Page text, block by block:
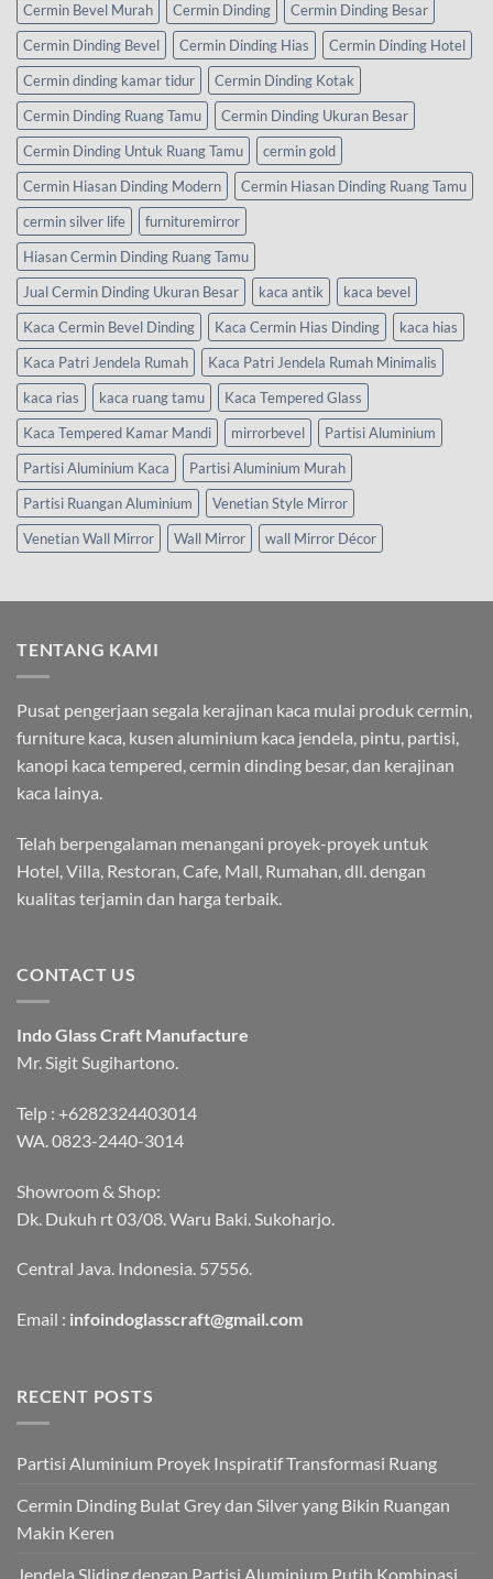
Cermin Bevel Murah
Cermin Dinding
Cermin Dinding Besar
Cermin Dinding Bevel
Cermin Dinding Hias
Cermin Dinding Hotel
Cermin dinding kamar tidur
Cermin Dinding Kotak
Cermin Dinding Ruang Tamu
Cermin Dinding Ukuran Besar
Cermin Dinding Untuk Ruang Tamu
cermin gold
Cermin Hiasan Dinding Modern
Cermin Hiasan Dinding Ruang Tamu
cermin silver life
furnituremirror
Hiasan Cermin Dinding Ruang Tamu
Jual Cermin Dinding Ukuran Besar
kaca antik
kaca bevel
Kaca Cermin Bevel Dinding
Kaca Cermin Hias Dinding
kaca hias
Kaca Patri Jendela Rumah
Kaca Patri Jendela Rumah Minimalis
kaca rias
kaca ruang tamu
Kaca Tempered Glass
Kaca Tempered Kamar Mandi
mirrorbevel
Partisi Aluminium
Partisi Aluminium Kaca
Partisi Aluminium Murah
Partisi Ruangan Aluminium
Venetian Style Mirror
Venetian Wall Mirror
Wall Mirror wall Mirror Décor
TENTANG KAMI
Pusat pengerjaan segala kerajinan kaca mulai produk cermin,
furniture kaca, kusen aluminium kaca jendela, pintu, partisi,
kanopi kaca tempered, cermin dinding besar, dan kerajinan
kaca lainya.
Telah berpengalaman menangani proyek-proyek untuk
Hotel, Villa, Restoran, Cafe, Mall, Rumahan, dll. dengan
kualitas terjamin dan harga terbaik.
CONTACT US
Indo Glass Craft Manufacture
Mr. Sigit Sugihartono.
Telp : +6282324403014
WA. 0823-2440-3014
Showroom & Shop:
Dk. Dukuh rt 03/08. Waru Baki. Sukoharjo.
Central Java. Indonesia. 57556.
Email : infoindoglasscraft@gmail.com
RECENT POSTS
Partisi Aluminium Proyek Inspiratif Transformasi Ruang
Cermin Dinding Bulat Grey dan Silver yang Bikin Ruangan
Makin Keren
Jendela Sliding dengan Partisi Aluminium Putih Kombinasi